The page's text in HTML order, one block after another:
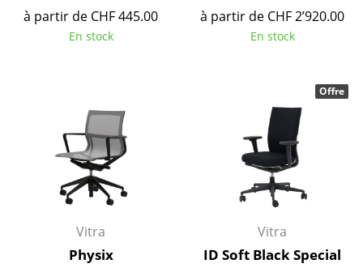
Lampadaires et Liseuses
Luminaires d’extérieur
Lampes sans fil
... voir tous les luminaires
Lits doubles
à partir de CHF 445.00
En stock
à partir de CHF 2’920.00
En stock
Vitra
Physix
Vitra
ID Soft Black Special
Offre